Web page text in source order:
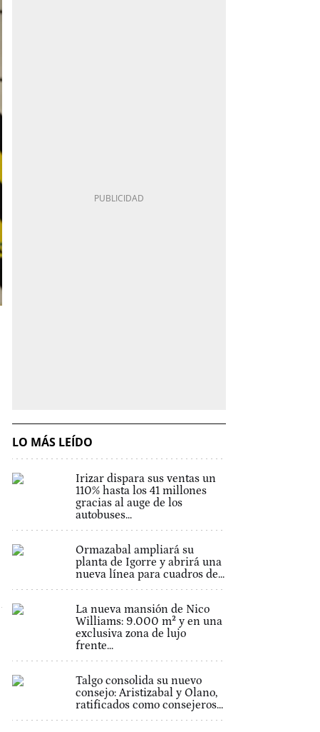
LO MÁS LEÍDO
Irizar dispara sus ventas un
110% hasta los 41 millones
gracias al auge de los
autobuses...
Ormazabal ampliará su
planta de Igorre y abrirá una
nueva línea para cuadros de...
La nueva mansión de Nico
Williams: 9.000 m² y en una
exclusiva zona de lujo
frente...
Talgo consolida su nuevo
consejo: Aristizabal y Olano,
ratificados como consejeros...